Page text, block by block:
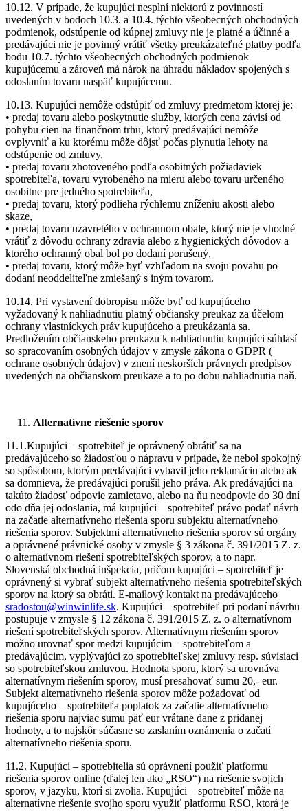
10.12. V prípade, že kupujúci nesplní niektorú z povinností
uvedených v bodoch 10.3. a 10.4. týchto všeobecných obchodných
podmienok, odstúpenie od kúpnej zmluvy nie je platné a účinné a
predávajúci nie je povinný vrátiť všetky preukázateľné platby podľa
bodu 10.7. týchto všeobecných obchodných podmienok
kupujúcemu a zároveň má nárok na úhradu nákladov spojených s
odoslaním tovaru naspäť kupujúcemu.
10.13. Kupujúci nemôže odstúpiť od zmluvy predmetom ktorej je:
• predaj tovaru alebo poskytnutie služby, ktorých cena závisí od
pohybu cien na finančnom trhu, ktorý predávajúci nemôže
ovplyvniť a ku ktorému môže dôjsť počas plynutia lehoty na
odstúpenie od zmluvy,
• predaj tovaru zhotoveného podľa osobitných požiadaviek
spotrebiteľa, tovaru vyrobeného na mieru alebo tovaru určeného
osobitne pre jedného spotrebiteľa,
• predaj tovaru, ktorý podlieha rýchlemu zníženiu akosti alebo
skaze,
• predaj tovaru uzavretého v ochrannom obale, ktorý nie je vhodné
vrátiť z dôvodu ochrany zdravia alebo z hygienických dôvodov a
ktorého ochranný obal bol po dodaní porušený,
• predaj tovaru, ktorý môže byť vzhľadom na svoju povahu po
dodaní neoddeliteľne zmiešaný s iným tovarom.
10.14. Pri vystavení dobropisu môže byť od kupujúceho
vyžadovaný k nahliadnutiu platný občiansky preukaz za účelom
ochrany vlastníckych práv kupujúceho a preukázania sa.
Predložením občianskeho preukazu k nahliadnutiu kupujúci súhlasí
so spracovaním osobných údajov v zmysle zákona o GDPR (
ochrane osobných údajov) v znení neskorších právnych predpisov
uvedených na občianskom preukaze a to po dobu nahliadnutia naň.
Alternatívne riešenie sporov
11.1.Kupujúci – spotrebiteľ je oprávnený obrátiť sa na
predávajúceho so žiadosťou o nápravu v prípade, že nebol spokojný
so spôsobom, ktorým predávajúci vybavil jeho reklamáciu alebo ak
sa domnieva, že predávajúci porušil jeho práva. Ak predávajúci na
takúto žiadosť odpovie zamietavo, alebo na ňu neodpovie do 30 dní
odo dňa jej odoslania, má kupujúci – spotrebiteľ právo podať návrh
na začatie alternatívneho riešenia sporu subjektu alternatívneho
riešenia sporov. Subjektmi alternatívneho riešenia sporov sú orgány
a oprávnené právnické osoby v zmysle § 3 zákona č. 391/2015 Z. z.
o alternatívnom riešení spotrebiteľských sporov, a to napr.
Slovenská obchodná inšpekcia, pričom kupujúci – spotrebiteľ je
oprávnený si vybrať subjekt alternatívneho riešenia spotrebiteľských
sporov na ktorý sa obráti. E-mailový kontakt na predávajúceho
sradostou@winwinlife.sk. Kupujúci – spotrebiteľ pri podaní návrhu
postupuje v zmysle § 12 zákona č. 391/2015 Z. z. o alternatívnom
riešení spotrebiteľských sporov. Alternatívnym riešením sporov
možno urovnať spor medzi kupujúcim – spotrebiteľom a
predávajúcim, vyplývajúci zo spotrebiteľskej zmluvy resp. súvisiaci
so spotrebiteľskou zmluvou. Hodnota sporu, ktorý sa urovnáva
alternatívnym riešením sporov, musí presahovať sumu 20,- eur.
Subjekt alternatívneho riešenia sporov môže požadovať od
kupujúceho – spotrebiteľa poplatok za začatie alternatívneho
riešenia sporu najviac sumu päť eur vrátane dane z pridanej
hodnoty, a to najskôr súčasne so zaslaním oznámenia o začatí
alternatívneho riešenia sporu.
11.2. Kupujúci – spotrebitelia sú oprávnení použiť platformu
riešenia sporov online (ďalej len ako „RSO“) na riešenie svojich
sporov, v jazyku, ktorí si zvolia. Kupujúci – spotrebiteľ môže na
alternatívne riešenie svojho sporu využiť platformu RSO, ktorá je